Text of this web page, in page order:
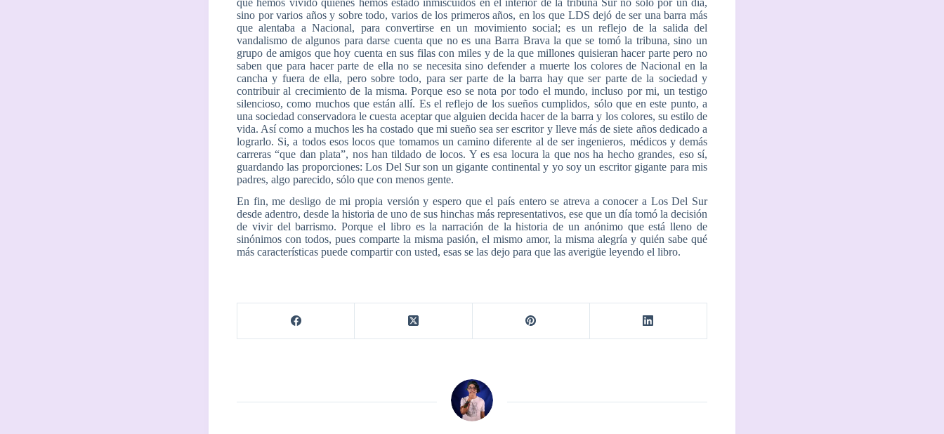
que hemos vivido quienes hemos estado inmiscuidos en el interior de la tribuna Sur no sólo por un día,
sino por varios años y sobre todo, varios de los primeros años, en los que LDS dejó de ser una barra más
que alentaba a Nacional, para convertirse en un movimiento social; es un reflejo de la salida del
vandalismo de algunos para darse cuenta que no es una Barra Brava la que se tomó la tribuna, sino un
grupo de amigos que hoy cuenta en sus filas con miles y de la que millones quisieran hacer parte pero no
saben que para hacer parte de ella no se necesita sino defender a muerte los colores de Nacional en la
cancha y fuera de ella, pero sobre todo, para ser parte de la barra hay que ser parte de la sociedad y
contribuir al crecimiento de la misma. Porque eso se nota por todo el mundo, incluso por mi, un testigo
silencioso, como muchos que están allí. Es el reflejo de los sueños cumplidos, sólo que en este punto, a
una sociedad conservadora le cuesta aceptar que alguien decida hacer de la barra y los colores, su estilo de
vida. Así como a muchos les ha costado que mi sueño sea ser escritor y lleve más de siete años dedicado a
lograrlo. Si, a todos esos locos que tomamos un camino diferente al de ser ingenieros, médicos y demás
carreras “que dan plata”, nos han tildado de locos. Y es esa locura la que nos ha hecho grandes, eso sí,
guardando las proporciones: Los Del Sur son un gigante continental y yo soy un escritor gigante para mis
padres, algo parecido, sólo que con menos gente.
En fin, me desligo de mi propia versión y espero que el país entero se atreva a conocer a Los Del Sur
desde adentro, desde la historia de uno de sus hinchas más representativos, ese que un día tomó la decisión
de vivir del barrismo. Porque el libro es la narración de la historia de un anónimo que está lleno de
sinónimos con todos, pues comparte la misma pasión, el mismo amor, la misma alegría y quién sabe qué
más características puede compartir con usted, esas se las dejo para que las averigüe leyendo el libro.